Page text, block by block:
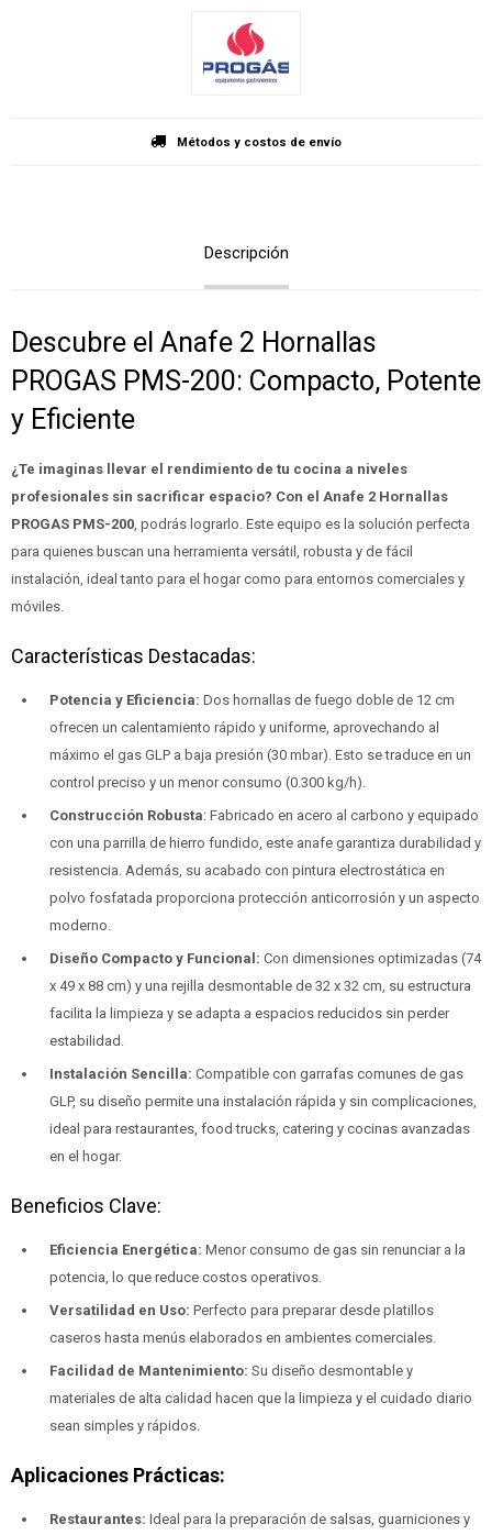
Métodos y costos de envío
Descripción
Descubre el Anafe 2 Hornallas
PROGAS PMS-200: Compacto, Potente
y Eficiente
¿Te imaginas llevar el rendimiento de tu cocina a niveles
profesionales sin sacrificar espacio? Con el Anafe 2 Hornallas
PROGAS PMS-200 , podrás lograrlo. Este equipo es la solución perfecta
para quienes buscan una herramienta versátil, robusta y de fácil
instalación, ideal tanto para el hogar como para entornos comerciales y
móviles.
Características Destacadas:
Potencia y Eficiencia: Dos hornallas de fuego doble de 12 cm
ofrecen un calentamiento rápido y uniforme, aprovechando al
máximo el gas GLP a baja presión (30 mbar). Esto se traduce en un
control preciso y un menor consumo (0.300 kg/h).
Construcción Robusta: Fabricado en acero al carbono y equipado
con una parrilla de hierro fundido, este anafe garantiza durabilidad y
resistencia. Además, su acabado con pintura electrostática en
polvo fosfatada proporciona protección anticorrosión y un aspecto
moderno.
Diseño Compacto y Funcional: Con dimensiones optimizadas (74
x 49 x 88 cm) y una rejilla desmontable de 32 x 32 cm, su estructura
facilita la limpieza y se adapta a espacios reducidos sin perder
estabilidad.
Instalación Sencilla: Compatible con garrafas comunes de gas
GLP, su diseño permite una instalación rápida y sin complicaciones,
ideal para restaurantes, food trucks, catering y cocinas avanzadas
en el hogar.
Beneficios Clave:
Eficiencia Energética: Menor consumo de gas sin renunciar a la
potencia, lo que reduce costos operativos.
Versatilidad en Uso: Perfecto para preparar desde platillos
caseros hasta menús elaborados en ambientes comerciales.
Facilidad de Mantenimiento: Su diseño desmontable y
materiales de alta calidad hacen que la limpieza y el cuidado diario
sean simples y rápidos.
Aplicaciones Prácticas:
Restaurantes: Ideal para la preparación de salsas, guarniciones y